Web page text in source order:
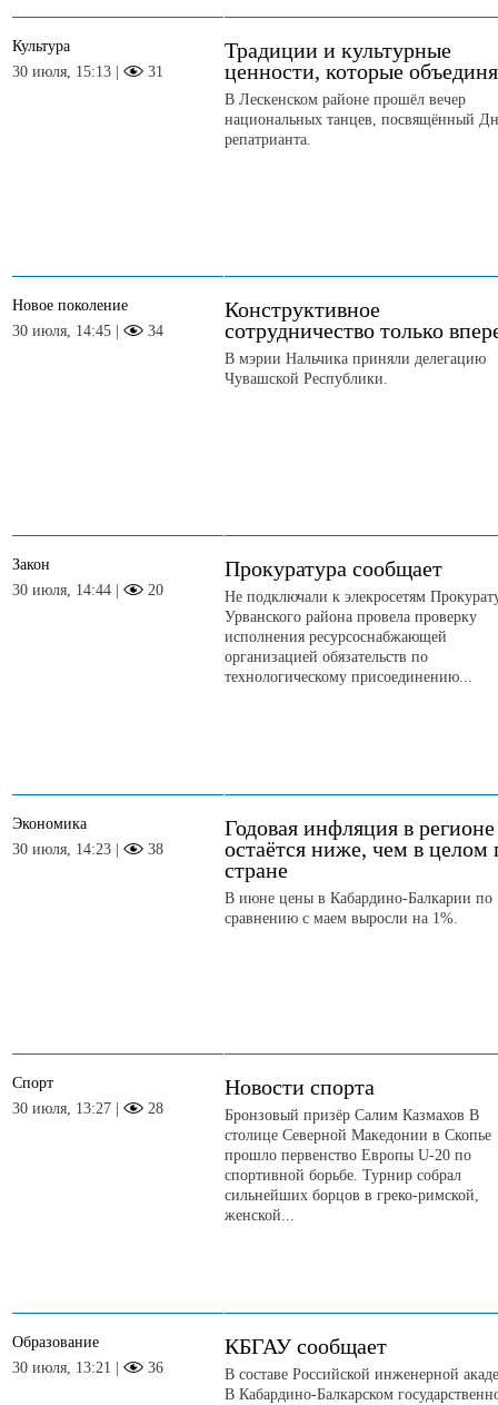
Культура
30 июля, 15:13 |
31
Традиции и культурные
ценности, которые
В Лескенском районе прошёл вечер
национальных танцев, посвящённый
репатрианта.
Новое поколение
30 июля, 14:45 |
34
Конструктивное
сотрудничество только
В мэрии Нальчика приняли делегацию
Чувашской Республики.
Закон
30 июля, 14:44 |
20
Прокуратура сообщает
Не подключали к элекросетям
Урванского района провела проверку
исполнения ресурсоснабжающей
организацией обязательств по
технологическому присоединению...
Экономика
30 июля, 14:23 |
38
Годовая инфляция в регионе
остаётся ниже, чем в целом
стране
В июне цены в Кабардино-Балкарии по
сравнению с маем выросли на 1%.
Спорт
30 июля, 13:27 |
28
Новости спорта
Бронзовый призёр Салим Казмахов В
столице Северной Македонии в Скопье
прошло первенство Европы U-20 по
спортивной борьбе. Турнир собрал
сильнейших борцов в греко-римской,
женской...
Образование
30 июля, 13:21 |
36
КБГАУ сообщает
В составе Российской инженерной
В Кабардино-Балкарском